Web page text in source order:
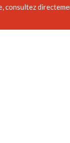
consultez